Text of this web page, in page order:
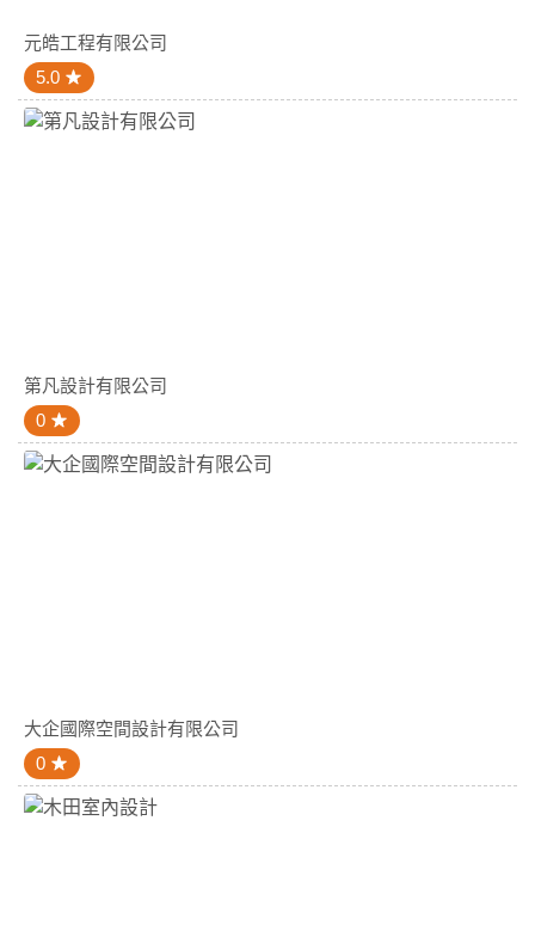
元皓工程有限公司
5.0
第凡設計有限公司
0
大企國際空間設計有限公司
0